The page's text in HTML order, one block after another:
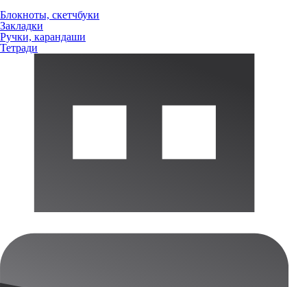
Блокноты, скетчбуки
Закладки
Ручки, карандаши
Тетради